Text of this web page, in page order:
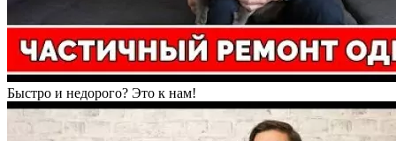
Быстро и недорого? Это к нам!